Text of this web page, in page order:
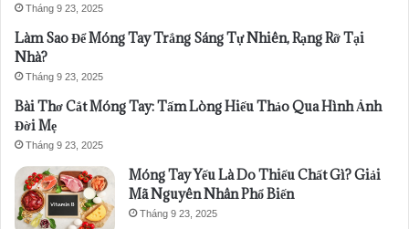
Tháng 9 23, 2025
Làm Sao Để Móng Tay Trắng Sáng Tự Nhiên, Rạng Rỡ Tại
Nhà?
Tháng 9 23, 2025
Bài Thơ Cắt Móng Tay: Tấm Lòng Hiếu Thảo Qua Hình Ảnh
Đời Mẹ
Tháng 9 23, 2025
Móng Tay Yếu Là Do Thiếu Chất Gì? Giải
Mã Nguyên Nhân Phổ Biến
Tháng 9 23, 2025